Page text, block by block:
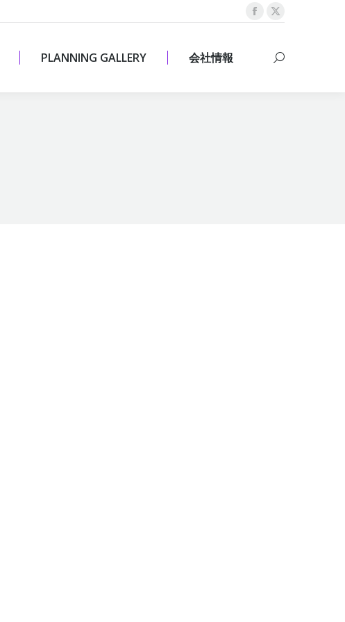
Facebook
opens
X
opens
PLANNING GALLERY 会社情報 Search:
PLANNING GALLERY 会社情報 Search: